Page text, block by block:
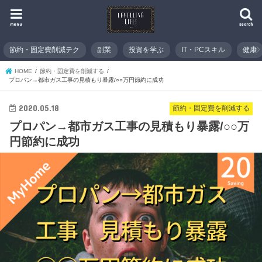
search
menu
節約・固定費削減テク 副業 投資を学ぶ IT・PCスキル 健康
HOME
節約・固定費を削減する
プロパン→都市ガス工事の見積もり暴露/○○万円節約に成功
節約・固定費を削減する
2020.05.18
プロパン→都市ガス工事の見積もり暴露/○○万
円節約に成功